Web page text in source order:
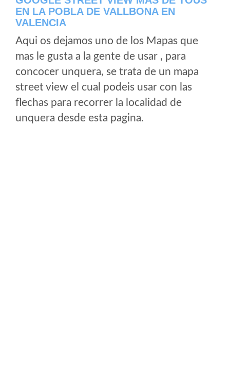
EN LA POBLA DE VALLBONA EN
VALENCIA
Aqui os dejamos uno de los Mapas que
mas le gusta a la gente de usar , para
concocer unquera, se trata de un mapa
street view el cual podeis usar con las
flechas para recorrer la localidad de
unquera desde esta pagina.